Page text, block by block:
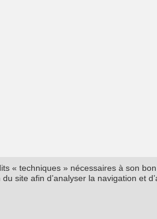
« techniques » nécessaires à son
du site afin d’analyser la navigation et